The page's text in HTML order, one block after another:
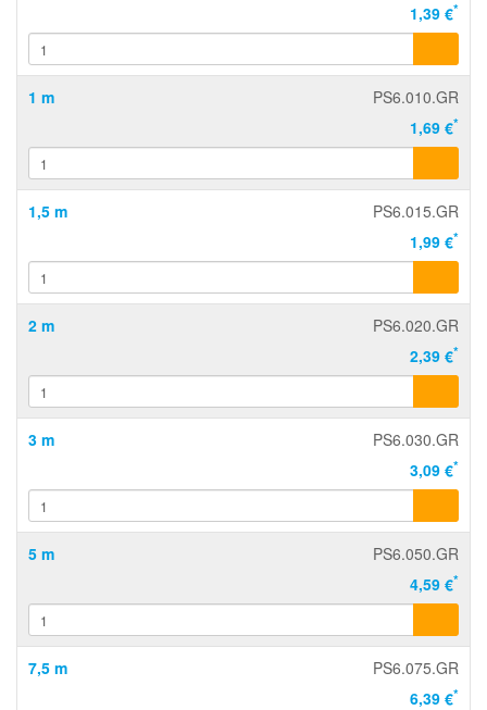
1,39 €*
1 m
PS6.010.GR
1,69 €*
1,5 m
PS6.015.GR
1,99 €*
2 m
PS6.020.GR
2,39 €*
3 m
PS6.030.GR
3,09 €*
5 m
PS6.050.GR
4,59 €*
7,5 m
PS6.075.GR
6,39 €*